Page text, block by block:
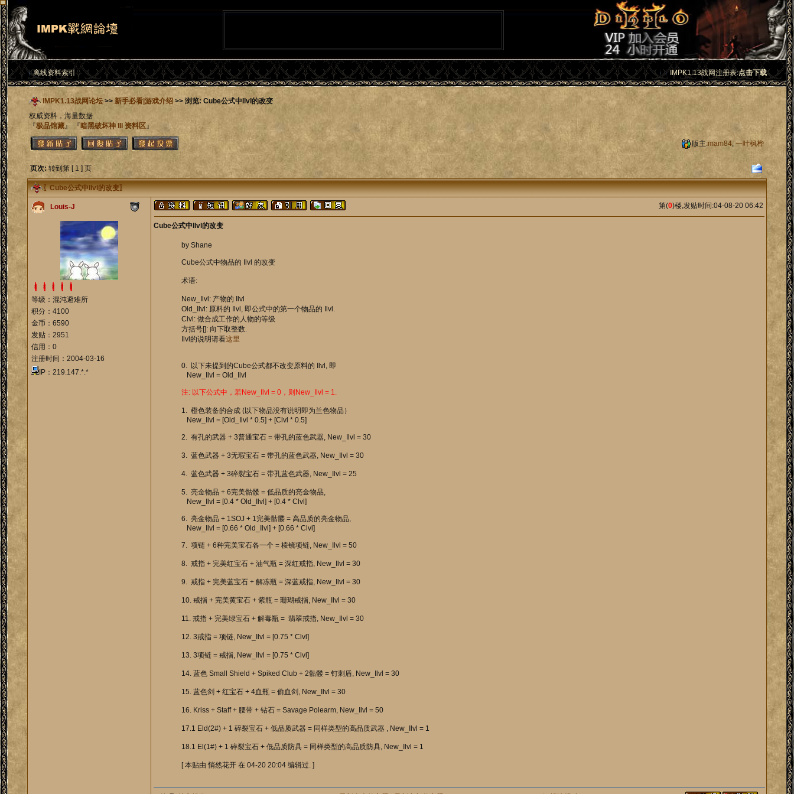
离线资料索引 IMPK1.13战网注册表:点击下载
IMPK1.13战网论坛 >> 新手必看|游戏介绍 >> 浏览: Cube公式中Ilvl的改变
权威资料，海量数据
『极品馆藏』 『暗黑破坏神 III 资料区』
版主:mam84, 一叶枫桦
页次:转到第 [ 1 ] 页
〖Cube公式中Ilvl的改变〗
Louis-J
等级：混沌避难所
积分：4100
金币：6590
发贴：2951
信用：0
注册时间：2004-03-16
IP：219.147.*.*
第(0)楼,发贴时间:04-08-20 06:42
Cube公式中Ilvl的改变
by Shane
Cube公式中物品的 Ilvl 的改变
术语:
New_Ilvl: 产物的 Ilvl
Old_Ilvl: 原料的 Ilvl, 即公式中的第一个物品的 Ilvl.
Clvl: 做合成工作的人物的等级
方括号[]: 向下取整数.
Ilvl的说明请看这里
0. 以下未提到的Cube公式都不改变原料的 Ilvl, 即
New_Ilvl = Old_Ilvl
注: 以下公式中，若New_Ilvl = 0，则New_Ilvl = 1.
1. 橙色装备的合成 (以下物品没有说明即为兰色物品）
New_Ilvl = [Old_Ilvl * 0.5] + [Clvl * 0.5]
2. 有孔的武器 + 3普通宝石 = 带孔的蓝色武器, New_Ilvl = 30
3. 蓝色武器 + 3无瑕宝石 = 带孔的蓝色武器, New_Ilvl = 30
4. 蓝色武器 + 3碎裂宝石 = 带孔蓝色武器, New_Ilvl = 25
5. 亮金物品 + 6完美骷髅 = 低品质的亮金物品,
New_Ilvl = [0.4 * Old_Ilvl] + [0.4 * Clvl]
6. 亮金物品 + 1SOJ + 1完美骷髅 = 高品质的亮金物品,
New_Ilvl = [0.66 * Old_Ilvl] + [0.66 * Clvl]
7. 项链 + 6种完美宝石各一个 = 棱镜项链, New_Ilvl = 50
8. 戒指 + 完美红宝石 + 油气瓶 = 深红戒指, New_Ilvl = 30
9. 戒指 + 完美蓝宝石 + 解冻瓶 = 深蓝戒指, New_Ilvl = 30
10. 戒指 + 完美黄宝石 + 紫瓶 = 珊瑚戒指, New_Ilvl = 30
11. 戒指 + 完美绿宝石 + 解毒瓶 = 翡翠戒指, New_Ilvl = 30
12. 3戒指 = 项链, New_Ilvl = [0.75 * Clvl]
13. 3项链 = 戒指, New_Ilvl = [0.75 * Clvl]
14. 蓝色 Small Shield + Spiked Club + 2骷髅 = 钉刺盾, New_Ilvl = 30
15. 蓝色剑 + 红宝石 + 4血瓶 = 偷血剑, New_Ilvl = 30
16. Kriss + Staff + 腰带 + 钻石 = Savage Polearm, New_Ilvl = 50
17.1 Eld(2#) + 1 碎裂宝石 + 低品质武器 = 同样类型的高品质武器 , New_Ilvl = 1
18.1 El(1#) + 1 碎裂宝石 + 低品质防具 = 同样类型的高品质防具, New_Ilvl = 1
[ 本贴由 悄然花开 在 04-20 20:04 编辑过. ]